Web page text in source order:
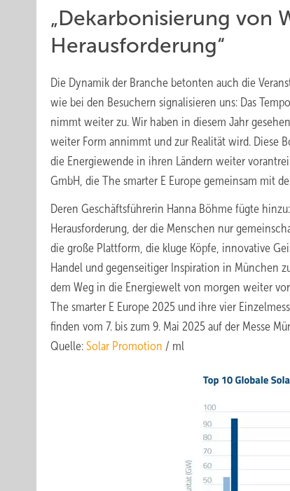
„Dekarbonisierung von
Herausforderung“
Die Dynamik der Branche betonten auch die
wie bei den Besuchern signalisieren uns: Das
nimmt weiter zu. Wir haben in diesem Jahr
weiter Form annimmt und zur Realität wird. Diese
die Energiewende in ihren Ländern weiter
GmbH, die The smarter E Europe gemeinsam mit
Deren Geschäftsführerin Hanna Böhme fügte
Herausforderung, der die Menschen nur
die große Plattform, die kluge Köpfe, innovative
Handel und gegenseitiger Inspiration in München
dem Weg in die Energiewelt von morgen weiter
The smarter E Europe 2025 und ihre vier
finden vom 7. bis zum 9. Mai 2025 auf der Messe
Quelle: Solar Promotion / ml